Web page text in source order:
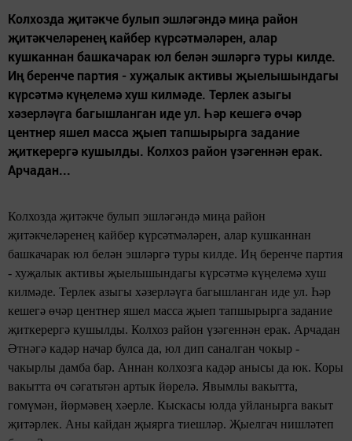
Колхозда җитәкче булып эшләгәндә миңа район
җитәкчеләренең кайбер күрсәтмәләрен, алар
кушканнан башкачарак юл белән эшләргә туры килде.
Иң беренче партия - хуҗалык активы җыелышындагы
күрсәтмә күңелемә хуш килмәде. Терлек азыгы
хәзерләүга багышланган иде ул. Һәр кешегә өчәр
центнер яшел масса җыеп тапшырырга задание
җиткерергә кушылды. Колхоз район үзәгеннән ерак.
Арчадан...
Колхозда җитәкче булып эшләгәндә миңа район
җитәкчеләренең кайбер күрсәтмәләрен, алар кушканнан
башкачарак юл белән эшләргә туры килде. Иң беренче партия
- хуҗалык активы җыелышындагы күрсәтмә күңелемә хуш
килмәде. Терлек азыгы хәзерләүга багышланган иде ул. Һәр
кешегә өчәр центнер яшел масса җыеп тапшырырга задание
җиткерергә кушылды. Колхоз район үзәгеннән ерак. Арчадан
Әтнәгә кадәр начар булса да, юл дип саналган чокыр -
чакырлы дамба бар. Аннан колхозга кадәр анысы да юк. Коры
вакытта өч сәгатьтән артык йөрелә. Явымлы вакытта,
гомүмән, йөрмәвең хәерле. Кыскасы юлда уйланырга вакыт
җитәрлек. Аны кайдан җыярга тиешләр. Җыелгач нишләтеп